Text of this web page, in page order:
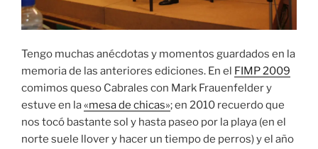
Tengo muchas anécdotas y momentos guardados en la
memoria de las anteriores ediciones. En el FIMP 2009
comimos queso Cabrales con Mark Frauenfelder y
estuve en la«mesa de chicas»; en 2010 recuerdo que
nos tocó bastante sol y hasta paseo por la playa (en el
norte suele llover y hacer un tiempo de perros) y el año